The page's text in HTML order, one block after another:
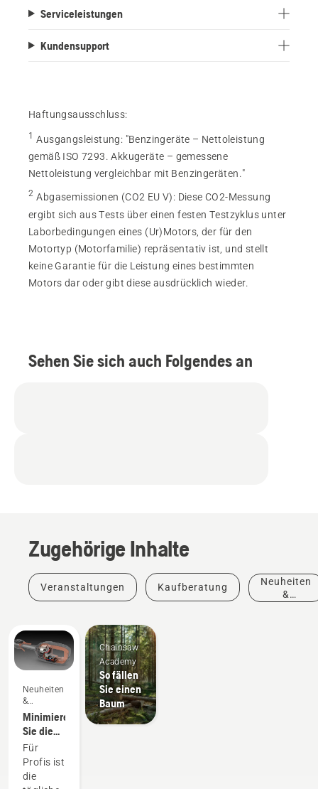
Serviceleistungen
Kundensupport
Haftungsausschluss:
1 Ausgangsleistung: "Benzingeräte – Nettoleistung
gemäß ISO 7293. Akkugeräte – gemessene
Nettoleistung vergleichbar mit Benzingeräten."
2 Abgasemissionen (CO2 EU V): Diese CO2-Messung
ergibt sich aus Tests über einen festen Testzyklus unter
Laborbedingungen eines (Ur)Motors, der für den
Motortyp (Motorfamilie) repräsentativ ist, und stellt
keine Garantie für die Leistung eines bestimmten
Motors dar oder gibt diese ausdrücklich wieder.
Sehen Sie sich auch Folgendes an
Zugehörige Inhalte
Veranstaltungen Kaufberatung
Neuheiten
&
Neuheiten
&
Produkte
Minimieren
Sie die
Wartung
mit
Akkugeräten
Für
Profis ist
die
Chainsaw
Academy
So fällen
Sie einen
Baum